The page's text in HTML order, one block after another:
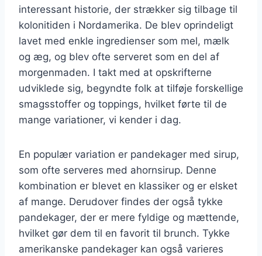
interessant historie, der strækker sig tilbage til
kolonitiden i Nordamerika. De blev oprindeligt
lavet med enkle ingredienser som mel, mælk
og æg, og blev ofte serveret som en del af
morgenmaden. I takt med at opskrifterne
udviklede sig, begyndte folk at tilføje forskellige
smagsstoffer og toppings, hvilket førte til de
mange variationer, vi kender i dag.
En populær variation er pandekager med sirup,
som ofte serveres med ahornsirup. Denne
kombination er blevet en klassiker og er elsket
af mange. Derudover findes der også tykke
pandekager, der er mere fyldige og mættende,
hvilket gør dem til en favorit til brunch. Tykke
amerikanske pandekager kan også varieres